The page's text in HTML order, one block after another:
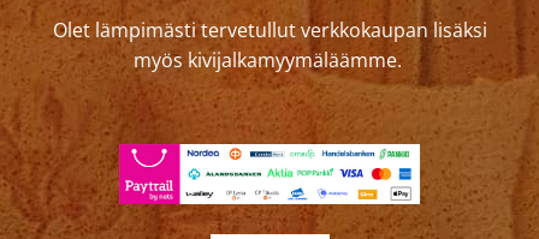
Olet lämpimästi tervetullut verkkokaupan lisäksi
myös kivijalkamyymäläämme.